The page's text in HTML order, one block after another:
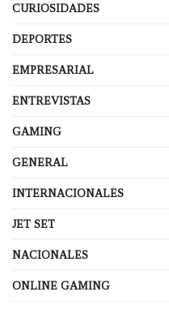
CURIOSIDADES
DEPORTES
EMPRESARIAL
ENTREVISTAS
GAMING
GENERAL
INTERNACIONALES
JET SET
NACIONALES
ONLINE GAMING